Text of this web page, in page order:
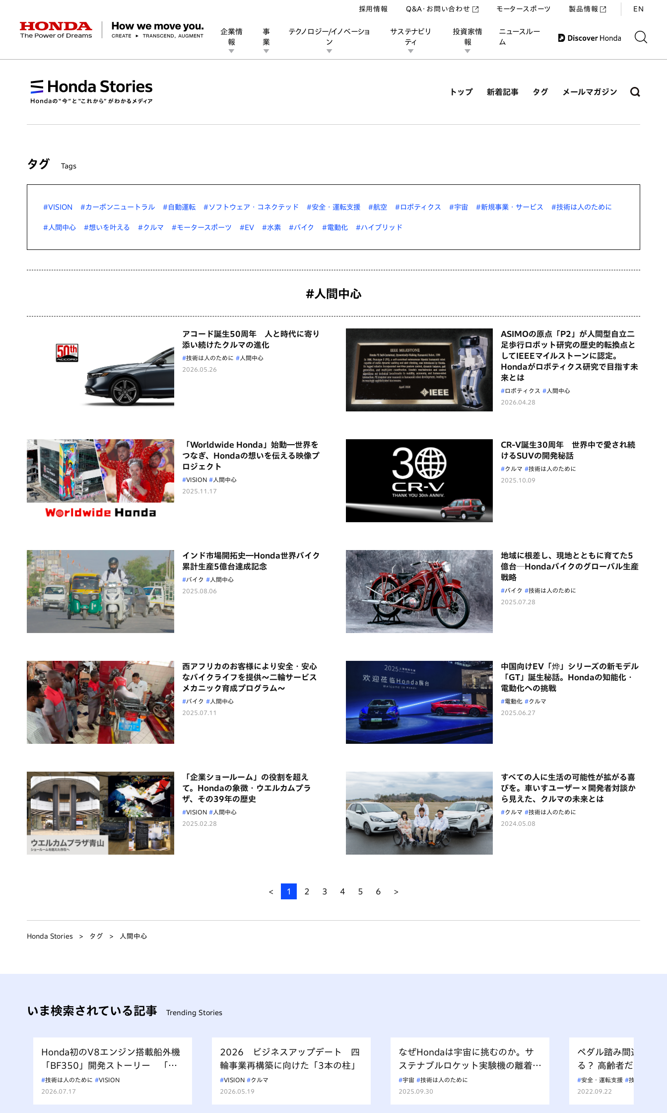
HONDA The Power of Dreams
企業情
報
企業情報 トップ
社長メッセージ 経営方針 会社概要
事
業
事業 トップ
バイク パワープロダクツ
テクノロジー/イノベーショ
ン
テクノロジー/イノベーション トップ
テクノロジー デザイン
サステナビリ
ティ
サステナビリティ トップ
Honda Report 環境
投資家情
報
投資家情報 トップ
IR資料室 財務・業績情報
ニュースルー
ム
ニュースルーム
ニュースルーム
Discover Honda
Discover Honda
採用情報 Q&A・お問い合わせ モータースポーツ 製品情報 EN
トップ 新着記事 タグ メールマガジン
タグ Tags
#VISION #カーボンニュートラル #自動運転 #ソフトウェア・コネクテッド #安全・運転支援 #航空 #ロボティクス #宇宙 #新規事業・サービス #技術は人のために
#人間中心 #想いを叶える #クルマ #モータースポーツ #EV #水素 #バイク #電動化 #ハイブリッド
#人間中心
アコード誕生50周年 人と時代に寄り
添い続けたクルマの進化
技術は人のために
人間中心
2026.05.26
ASIMOの原点「P2」が人間型自立二
足歩行ロボット研究の歴史的転換点と
してIEEEマイルストーンに認定。
Hondaがロボティクス研究で目指す未
来とは
ロボティクス
人間中心
2026.04.28
「Worldwide Honda」始動―世界を
つなぎ、Hondaの想いを伝える映像プ
ロジェクト
VISION
人間中心
2025.11.17
CR-V誕生30周年 世界中で愛され続
けるSUVの開発秘話
クルマ
技術は人のために
2025.10.09
インド市場開拓史―Honda世界バイク
累計生産5億台達成記念
バイク
人間中心
2025.08.06
地域に根差し、現地とともに育てた5
億台─Hondaバイクのグローバル生産
戦略
バイク
技術は人のために
2025.07.28
西アフリカのお客様により安全・安心
なバイクライフを提供～二輪サービス
メカニック育成プログラム～
バイク
人間中心
2025.07.11
中国向けEV「烨」シリーズの新モデル
「GT」誕生秘話。Hondaの知能化・
電動化への挑戦
電動化
クルマ
2025.06.27
「企業ショールーム」の役割を超え
て。Hondaの象徴・ウエルカムプラ
ザ、その39年の歴史
VISION
人間中心
2025.02.28
すべての人に生活の可能性が拡がる喜
びを。車いすユーザー×開発者対談か
ら見えた、クルマの未来とは
クルマ
技術は人のために
2024.05.08
< 1 2 3 4 5 6 >
Honda Stories タグ 人間中心
いま検索されている記事 Trending Stories
Honda初のV8エンジン搭載船外機
「BF350」開発ストーリー 「水
上を走るもの、水を汚すべからず」
を受け継ぐ挑戦
技術は人のために
VISION
2026.07.17
2026 ビジネスアップデート 四
輪事業再構築に向けた「3本の柱」
VISION
クルマ
2026.05.19
なぜHondaは宇宙に挑むのか。サ
ステナブルロケット実験機の離着陸
成功の舞台裏と、技術者たちが描く
夢
宇宙
技術は人のために
2025.09.30
ペダル踏み間違い事
る？ 高齢者だけじゃ
セル抑制機能」の必
安全・運転支援
技術は人のた
2022.09.22